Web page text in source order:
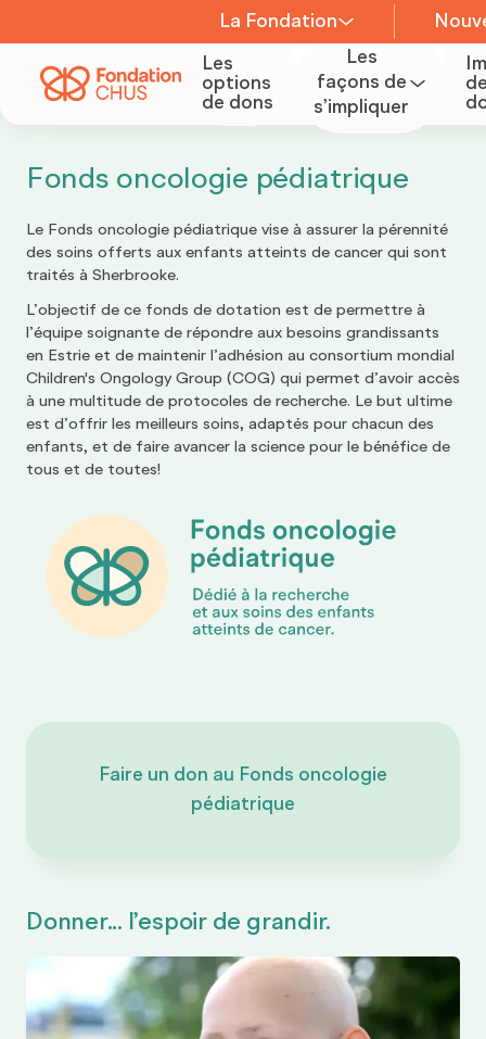
La Fondation
À propos
Équipe
Conseil
Comités
Carrière
Rapports
d’impact
Les
options
de dons
Les
façons de
s’impliquer
Devenir
Organiser
collecte
de fonds
Devenir
Fonds oncologie pédiatrique
Le Fonds oncologie pédiatrique vise à assurer la pérennité
des soins offerts aux enfants atteints de cancer qui sont
traités à Sherbrooke.
L’objectif de ce fonds de dotation est de permettre à
l’équipe soignante de répondre aux besoins grandissants
en Estrie et de maintenir l’adhésion au consortium mondial
Children's Ongology Group (COG) qui permet d’avoir accès
à une multitude de protocoles de recherche. Le but ultime
est d’offrir les meilleurs soins, adaptés pour chacun des
enfants, et de faire avancer la science pour le bénéfice de
tous et de toutes!
Faire un don au Fonds oncologie
pédiatrique
Donner... l’espoir de grandir.